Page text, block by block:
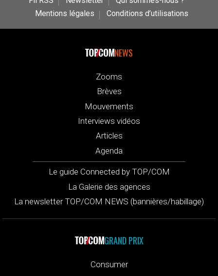
Mentions légales
Conditions d’utilisations
NEWS
Zooms
Brèves
Mouvements
Interviews vidéos
Articles
Agenda
Le guide Connected by TOP/COM
La Galerie des agences
La newsletter TOP/COM NEWS (bannières/habillage)
GRAND PRIX
Consumer